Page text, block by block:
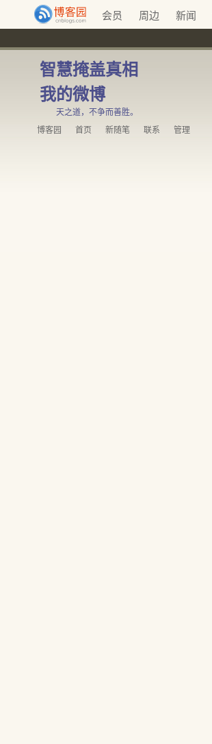
会员 周边 新闻
智慧掩盖真相
我的微博
天之道，不争而善胜。
博客园
首页 新随笔 联系 管理